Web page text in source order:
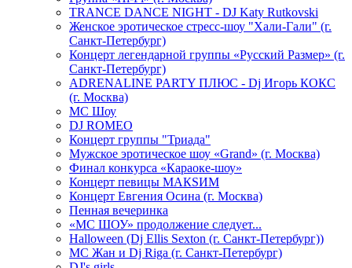
TRANCE DANCE NIGHT - DJ Katy Rutkovski
Женское эротическое стресс-шоу "Хали-Гали" (г.
Санкт-Петербург)
Концерт легендарной группы «Русский Размер» (г.
Санкт-Петербург)
ADRENALINE PARTY ПЛЮС - Dj Игорь КОКС
(г. Москва)
MC Шоу
DJ ROMEO
Концерт группы "Триада"
Мужское эротическое шоу «Grand» (г. Москва)
Финал конкурса «Караоке-шоу»
Концерт певицы МАКSИМ
Концерт Евгения Осина (г. Москва)
Пенная вечеринка
«МС ШОУ» продолжение следует...
Halloween (Dj Ellis Sexton (г. Санкт-Петербург))
МС Жан и Dj Riga (г. Санкт-Петербург)